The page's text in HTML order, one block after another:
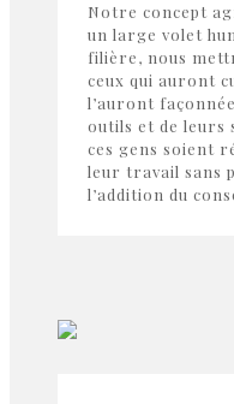
Notre concept
un large volet
filière, nous
ceux qui auront
l’auront
outils et de leurs
ces gens soient
leur travail sans
l’addition du